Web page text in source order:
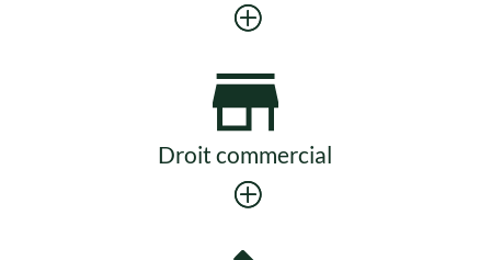
Droit commercial